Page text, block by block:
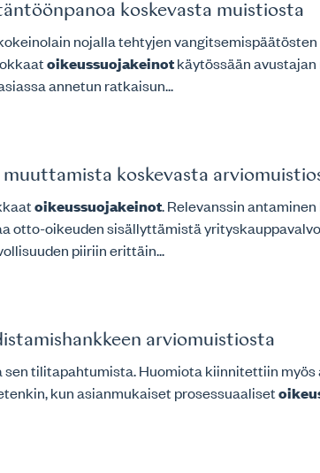
koskevasta muistiosta
nojalla tehtyjen
oikeussuojakeinotkäytössään
annetun ratkaisun...
koskevasta
oikeussuojakeinot. Relevanssin
otto-oikeuden sisällyttämistä
piiriin erittäin...
arviomuistiosta
tilitapahtumista. Huomiota kiinnitettiin
kun asianmukaiset prosessuaaliset